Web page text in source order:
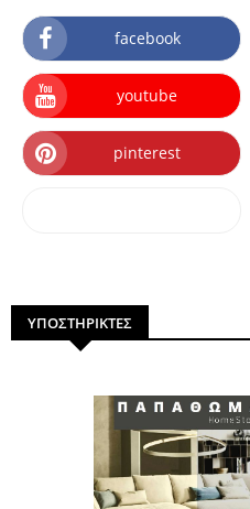
facebook
youtube
pinterest
ΥΠΟΣΤΗΡΙΚΤΕΣ